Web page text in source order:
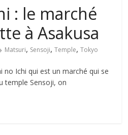
: le marché
à Asakusa
Matsuri, Sensoji,Temple,Tokyo
no Ichi qui est un marché qui se
temple Sensoji, on